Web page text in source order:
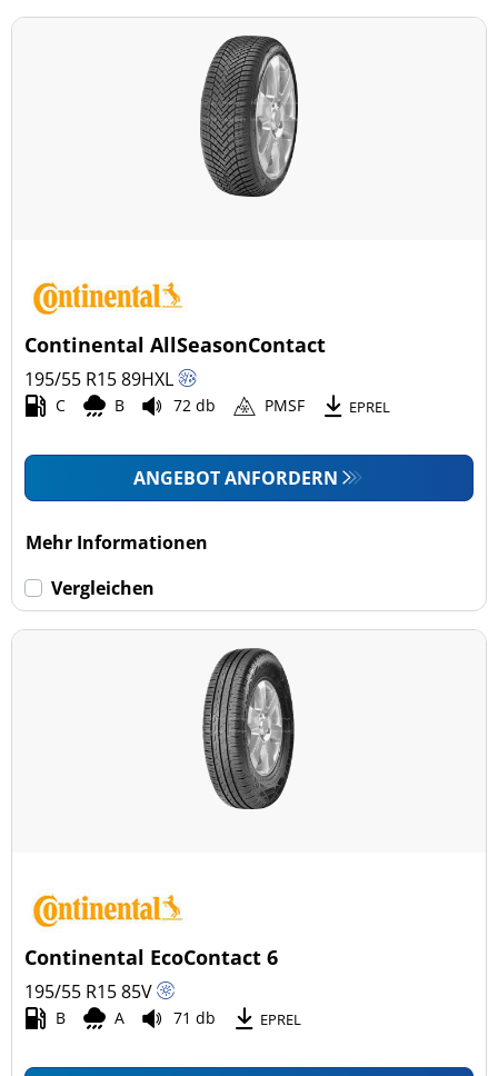
Alle Arten (118)
Ganzjahresreifen (27)
Pkw (118)
Transporter (0)
Wohnmobil (0)
Keine Run-flat (118)
Continental AllSeasonContact
195/55 R1589HXL
C B 72 db PMSF EPREL
ANGEBOT ANFORDERN
Mehr Informationen
Vergleichen
Continental EcoContact 6
195/55 R1585V
B A 71 db EPREL